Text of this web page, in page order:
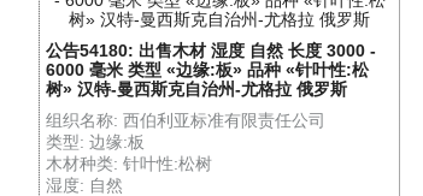
公告54180: 出售木材 湿度 自然 长度 3000 -
6000 毫米 类型 «边缘:板» 品种 «针叶性:松
树» 汉特-曼西斯克自治州-尤格拉 俄罗斯
组织名称: 西伯利亚标准有限责任公司
类型: 边缘:板
木材种类: 针叶性:松树
湿度: 自然